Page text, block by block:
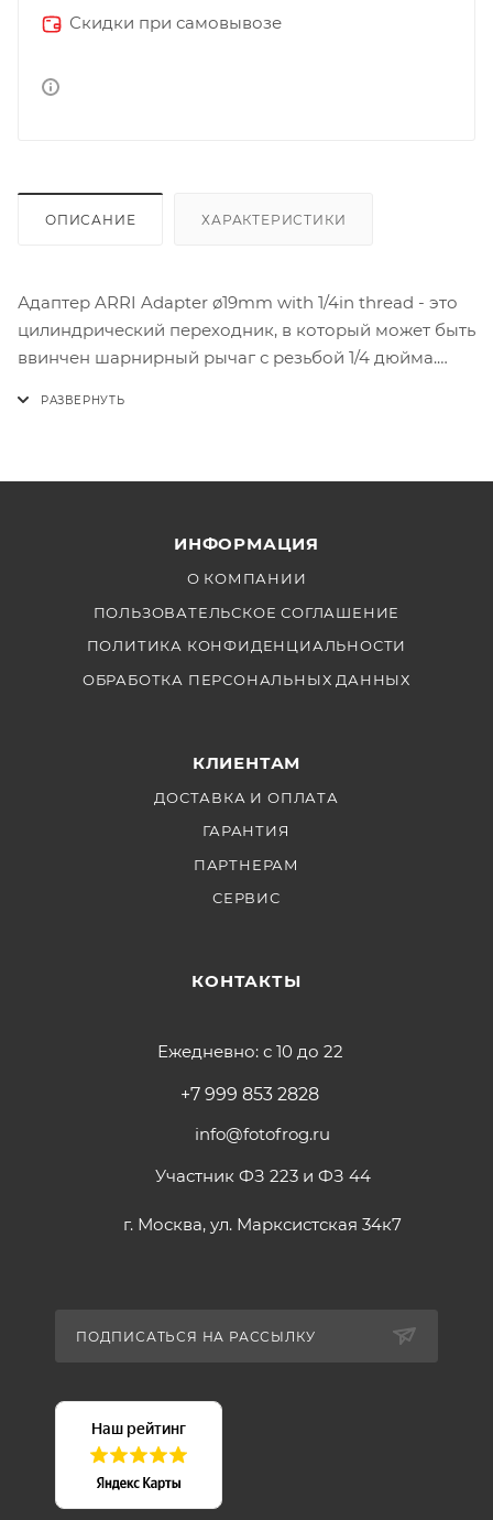
Скидки при самовывозе
ОПИСАНИЕ ХАРАКТЕРИСТИКИ
Адаптер ARRI Adapter ø19mm with 1/4in thread - это
цилиндрический переходник, в который может быть
ввинчен шарнирный рычаг с резьбой 1/4 дюйма.
ИНФОРМАЦИЯ
О КОМПАНИИ
ПОЛЬЗОВАТЕЛЬСКОЕ СОГЛАШЕНИЕ
ПОЛИТИКА КОНФИДЕНЦИАЛЬНОСТИ
ОБРАБОТКА ПЕРСОНАЛЬНЫХ ДАННЫХ
КЛИЕНТАМ
ДОСТАВКА И ОПЛАТА
ГАРАНТИЯ
ПАРТНЕРАМ
СЕРВИС
КОНТАКТЫ
Ежедневно: с 10 до 22
+7 999 853 2828
info@fotofrog.ru
Участник ФЗ 223 и ФЗ 44
г. Москва, ул. Марксистская 34к7
ПОДПИСАТЬСЯ НА РАССЫЛКУ